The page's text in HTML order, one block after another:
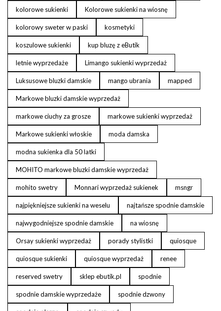
kolorowe sukienki Kolorowe sukienki na wiosnę
kolorowy sweter w paski kosmetyki
koszulowe sukienki kup bluzę z eButik
letnie wyprzedaże Limango sukienki wyprzedaż
Luksusowe bluzki damskie mango ubrania mapped
Markowe bluzki damskie wyprzedaż
markowe ciuchy za grosze markowe sukienki wyprzedaż
Markowe sukienki włoskie moda damska
modna sukienka dla 50 latki
MOHITO markowe bluzki damskie wyprzedaż
mohito swetry Monnari wyprzedaż sukienek msngr
najpiękniejsze sukienki na weselu najtańsze spodnie damskie
najwygodniejsze spodnie damskie na wiosnę
Orsay sukienki wyprzedaż porady stylistki quiosque
quiosque sukienki quiosque wyprzedaż renee
reserved swetry sklep ebutik.pl spodnie
spodnie damskie wyprzedaże spodnie dzwony